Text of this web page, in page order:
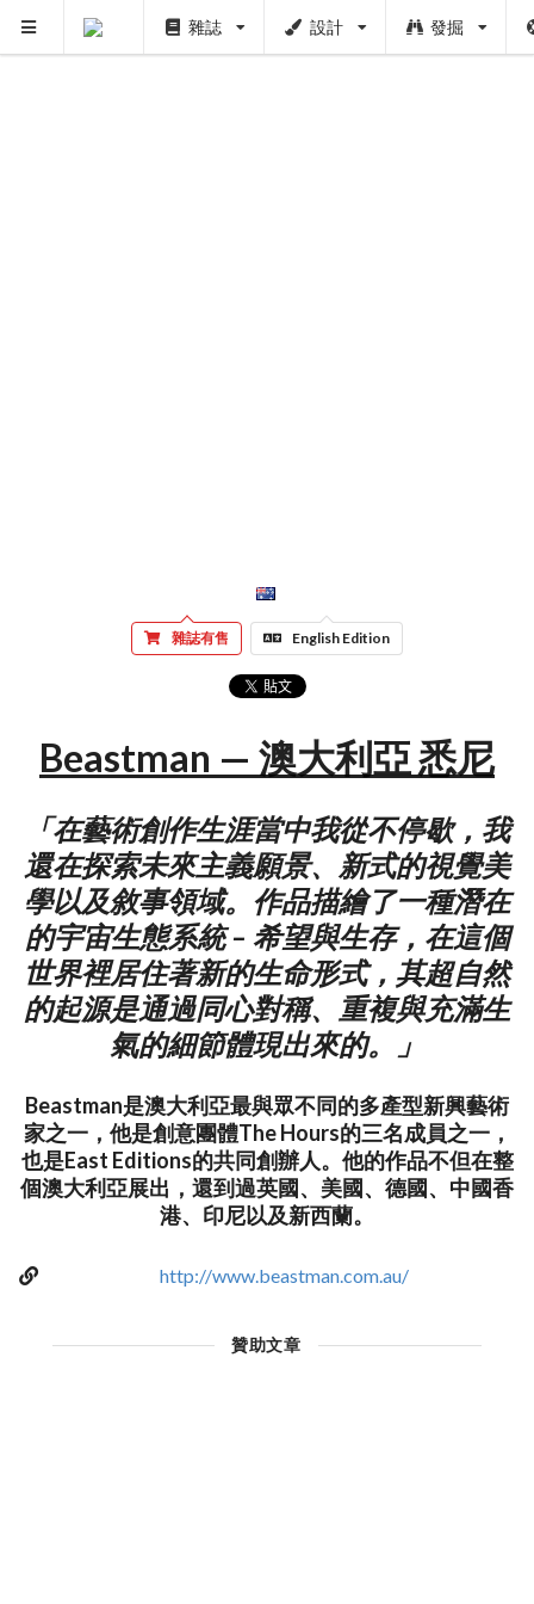
雜誌 設計 發掘
雜誌有售 English Edition
Beastman — 澳大利亞 悉尼
「在藝術創作生涯當中我從不停歇，我
還在探索未來主義願景、新式的視覺美
學以及敘事領域。作品描繪了一種潛在
的宇宙生態系統 – 希望與生存，在這個
世界裡居住著新的生命形式，其超自然
的起源是通過同心對稱、重複與充滿生
氣的細節體現出來的。」
Beastman是澳大利亞最與眾不同的多產型新興藝術
家之一，他是創意團體The Hours的三名成員之一，
也是East Editions的共同創辦人。他的作品不但在整
個澳大利亞展出，還到過英國、美國、德國、中國香
港、印尼以及新西蘭。
http://www.beastman.com.au/
贊助文章